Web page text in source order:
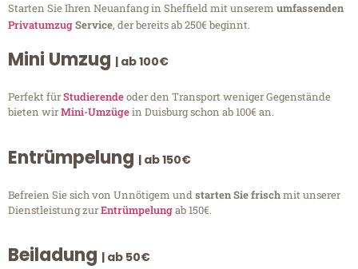
Starten Sie Ihren Neuanfang in Sheffield mit unserem umfassenden
PrivatumzugService, der bereits ab 250€ beginnt.
Mini Umzug | ab 100€
Perfekt fürStudierendeoder den Transport weniger Gegenstände
bieten wirMini-Umzügein Duisburg schon ab 100€ an.
Entrümpelung | ab 150€
Befreien Sie sich von Unnötigem undstarten Sie frischmit unserer
Dienstleistung zurEntrümpelungab 150€.
Beiladung | ab 50€